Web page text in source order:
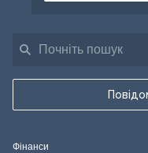
Фінанси